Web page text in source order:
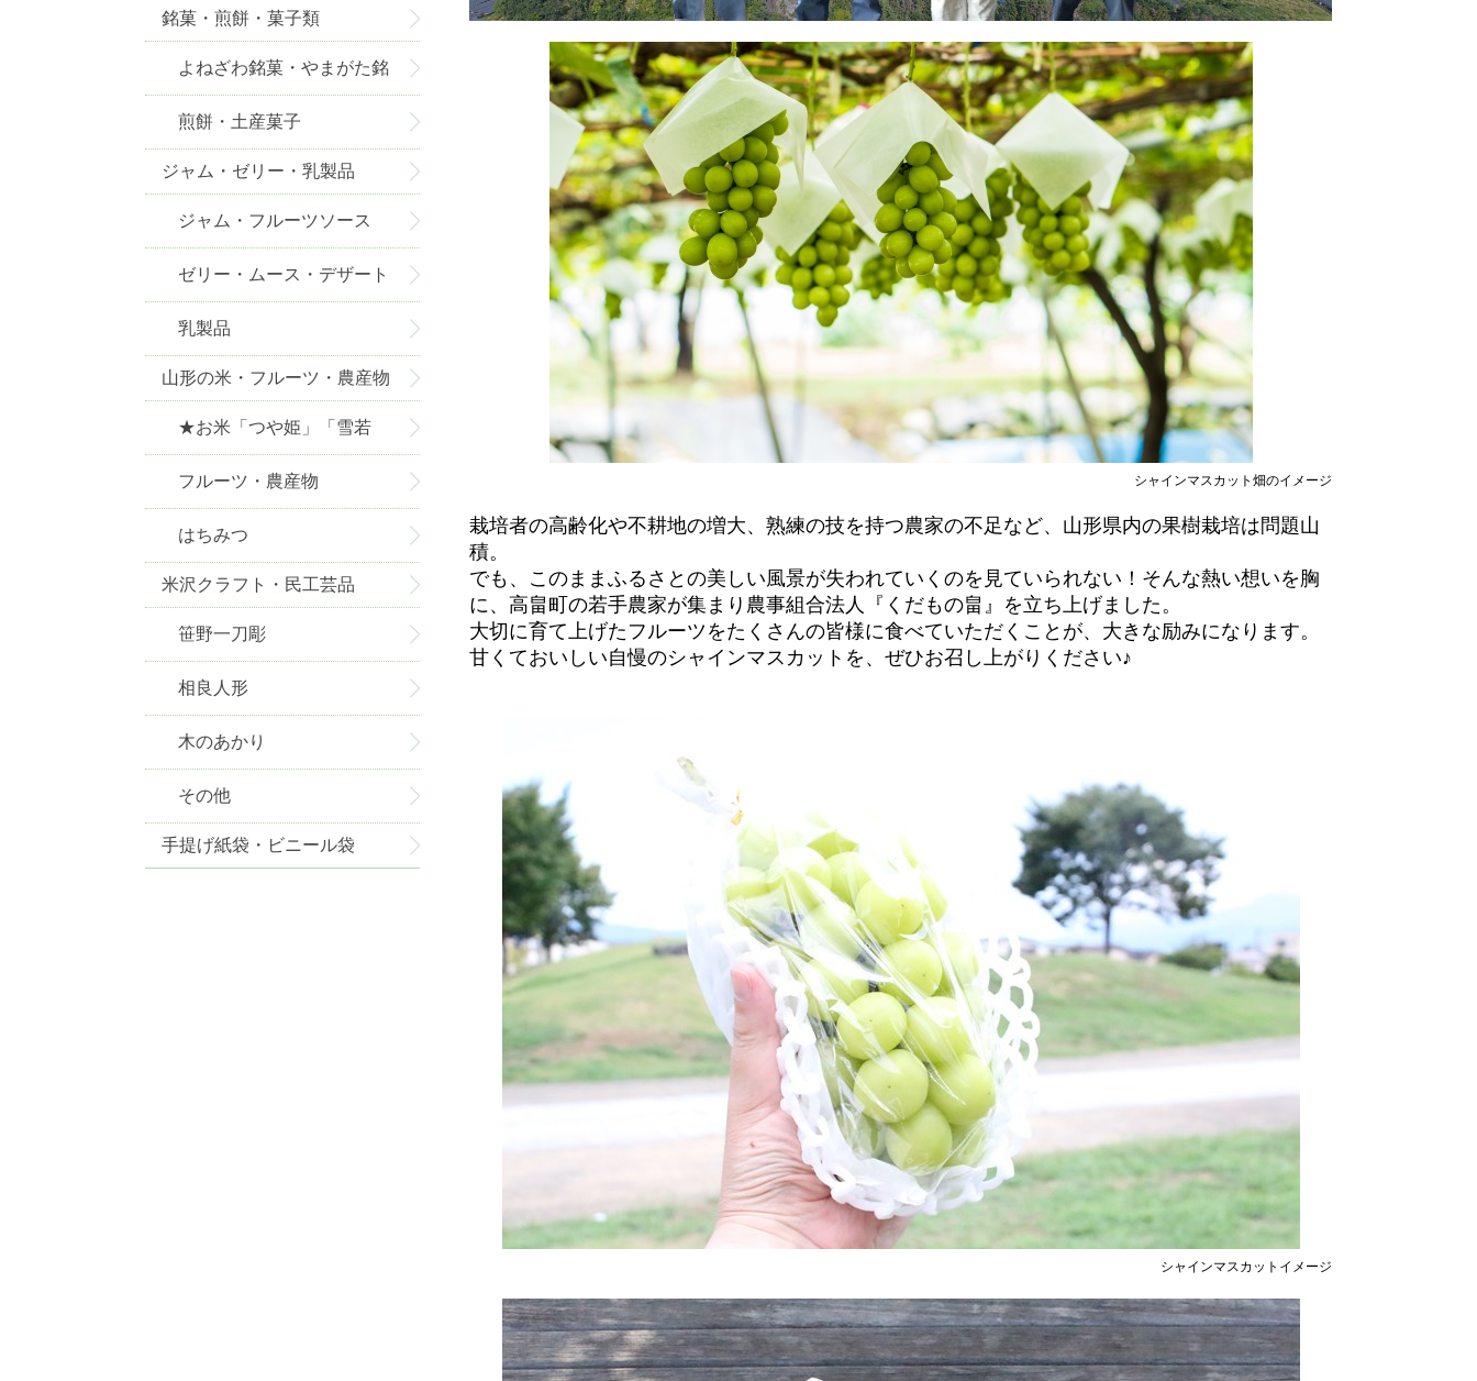
シャインマスカット畑のイメージ
栽培者の高齢化や不耕地の増大、熟練の技を持つ農家の不足など、山形県内の果樹栽培は問題山
積。
でも、このままふるさとの美しい風景が失われていくのを見ていられない！そんな熱い想いを胸
に、高畠町の若手農家が集まり農事組合法人『くだもの畠』を立ち上げました。
大切に育て上げたフルーツをたくさんの皆様に食べていただくことが、大きな励みになります。
甘くておいしい自慢のシャインマスカットを、ぜひお召し上がりください♪
シャインマスカットイメージ
銘菓・煎餅・菓子類
よねざわ銘菓・やまがた銘
菓煎餅・土産菓子
ジャム・ゼリー・乳製品
ジャム・フルーツソース
ゼリー・ムース・デザート
乳製品
山形の米・フルーツ・農産物
★お米「つや姫」「雪若
丸」お取り寄せ★
フルーツ・農産物
はちみつ
米沢クラフト・民工芸品
笹野一刀彫
相良人形
木のあかり
その他
手提げ紙袋・ビニール袋